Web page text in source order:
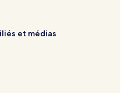
et médias